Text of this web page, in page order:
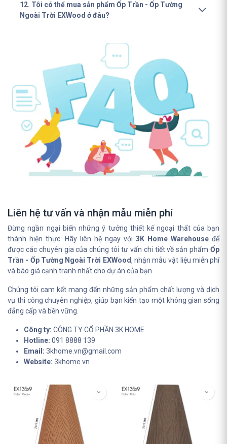
12. Tôi có thể mua sản phẩm Ốp Trần - Ốp Tường
Ngoài Trời EXWood ở đâu?
Liên hệ tư vấn và nhận mẫu miễn phí
Đừng ngần ngại biến những ý tưởng thiết kế ngoại thất của bạn
thành hiện thực. Hãy liên hệ ngay với 3K Home Warehouse để
được các chuyên gia của chúng tôi tư vấn chi tiết về sản phẩm Ốp
Trần - Ốp Tường Ngoài Trời EXWood, nhận mẫu vật liệu miễn phí
và báo giá cạnh tranh nhất cho dự án của bạn.
Chúng tôi cam kết mang đến những sản phẩm chất lượng và dịch
vụ thi công chuyên nghiệp, giúp bạn kiến tạo một không gian sống
đẳng cấp và bền vững.
Công ty: CÔNG TY CỔ PHẦN 3K HOME
Hotline: 091 8888 139
Email: 3khome.vn@gmail.com
Website: 3khome.vn